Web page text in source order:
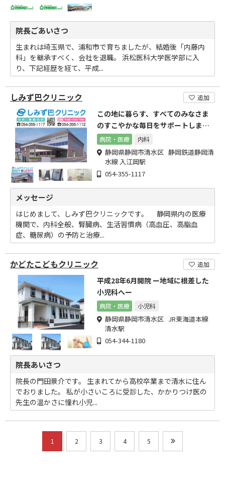
院長ごあいさつ
生まれは埼玉県で、浦和市で育ちましたが、結婚後「内藤内
科」を継承すべく、会社を退職。 浜松医科大学医学部に入
り、下記経歴を経て、平成...
しみず巴クリニック 追加
この地に暮らす、すべてのみなさま
のすこやかな毎日をサポートしま
す。
病院・医療 内科
静岡県静岡市清水区 静岡鉄道静岡清
水線 入江岡駅
054-355-1117
メッセージ
はじめまして、しみず巴クリニックです。 静岡県内の医療
機関で、内科全般、腎臓病、生活習慣病（高血圧、高脂血
症、糖尿病）の予防と治療...
かどたこどもクリニック 追加
平成28年6月開院 ー地域に根差した
小児科へー
病院・医療 小児科
静岡県静岡市清水区 JR東海道本線
清水駅
054-344-1180
院長あいさつ
院長の門田景介です。 生まれてから高校卒業まで清水に住ん
でおりました。 私が小さいころに受診した、かかりつけ医の
先生の温かさに憧れ小児...
1 2 3 4 5